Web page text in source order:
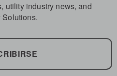
utility industry news, and
Solutions.